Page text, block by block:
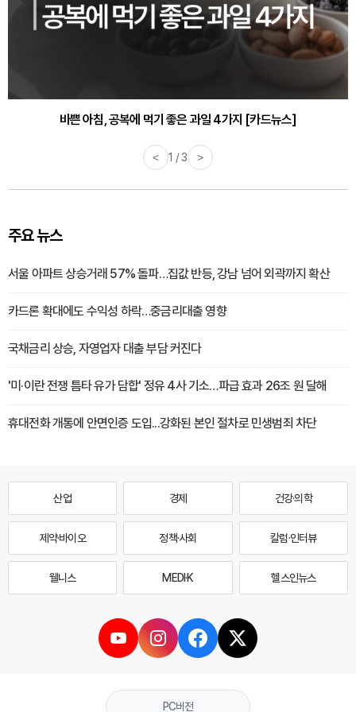
바쁜 아침, 공복에 먹기 좋은 과일 4가지 [카드뉴스]
30대부터 유병률 2배...여자에게 꼭 필요한 검사는? [카드뉴스]
< 1 / 3 >
주요 뉴스
서울 아파트 상승거래 57% 돌파…집값 반등, 강남 넘어 외곽까지 확산
카드론 확대에도 수익성 하락…중금리대출 영향
국채금리 상승, 자영업자 대출 부담 커진다
'미·이란 전쟁 틈타 유가 담합' 정유 4사 기소…파급 효과 26조 원 달해
휴대전화 개통에 안면인증 도입...강화된 본인 절차로 민생범죄 차단
산업 경제 건강·의학
제약·바이오 정책·사회 칼럼·인터뷰
웰니스 MEDI·K 헬스인뉴스
PC버전